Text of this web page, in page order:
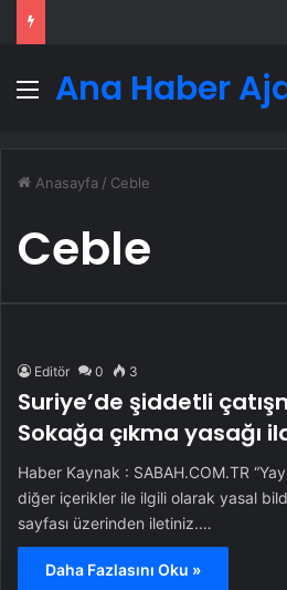
Menü
Ana Haber
Anasayfa / Ceble
Ceble
Editör 0 3
Suriye’de şiddetli
Sokağa çıkma yasağı
Haber Kaynak : SABAH.COM.TR
diğer içerikler ile ilgili olarak yasal
sayfası üzerinden iletiniz.…
Daha Fazlasını Oku »